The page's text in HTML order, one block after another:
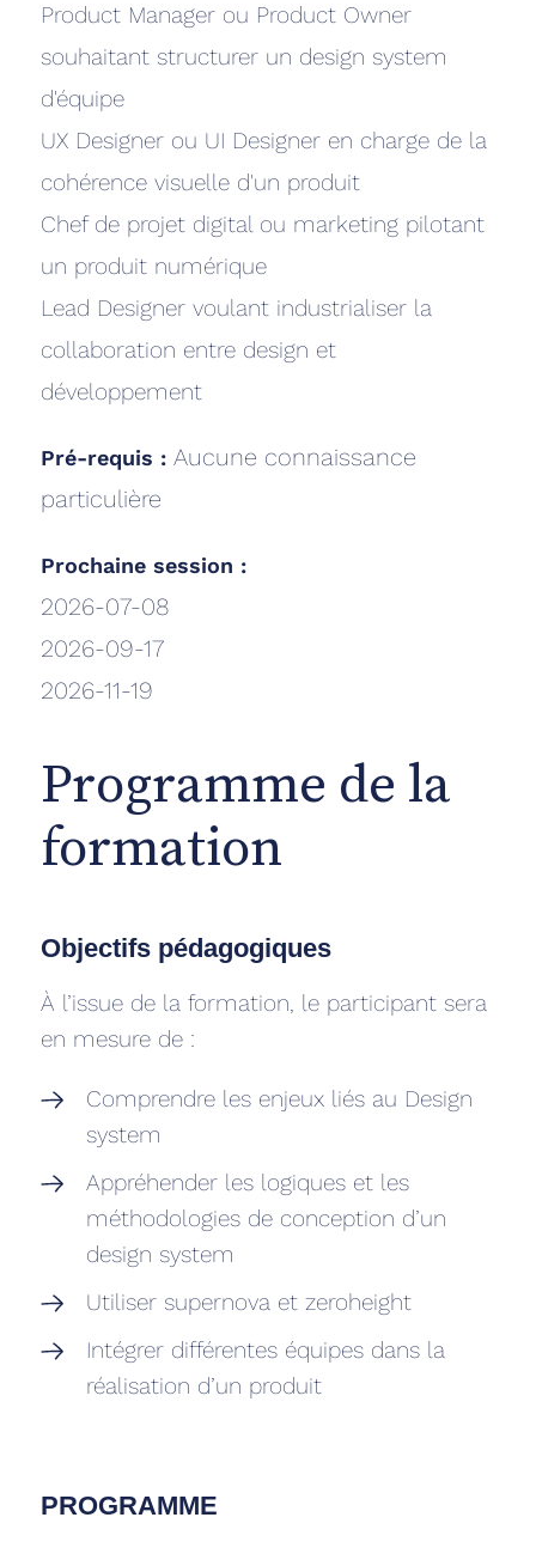
Product Manager ou Product Owner
souhaitant structurer un design system
d'équipe
UX Designer ou UI Designer en charge de la
cohérence visuelle d'un produit
Chef de projet digital ou marketing pilotant
un produit numérique
Lead Designer voulant industrialiser la
collaboration entre design et
développement
Pré-requis : Aucune connaissance
particulière
Prochaine session :
2026-07-08
2026-09-17
2026-11-19
Programme de la
formation
Objectifs pédagogiques
À l’issue de la formation, le participant sera
en mesure de :
Comprendre les enjeux liés au Design
system
Appréhender les logiques et les
méthodologies de conception d’un
design system
Utiliser supernova et zeroheight
Intégrer différentes équipes dans la
réalisation d’un produit
PROGRAMME